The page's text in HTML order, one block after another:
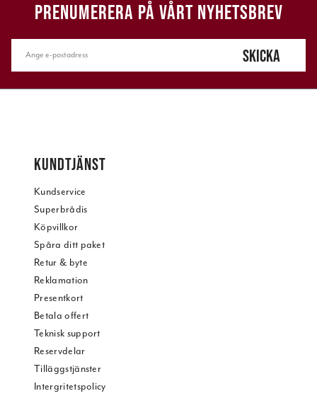
PRENUMERERA PÅ VÅRT NYHETSBREV
SKICKA
KUNDTJÄNST
Kundservice
Superbrådis
Köpvillkor
Spåra ditt paket
Retur & byte
Reklamation
Presentkort
Betala offert
Teknisk support
Reservdelar
Tilläggstjänster
Intergritetspolicy